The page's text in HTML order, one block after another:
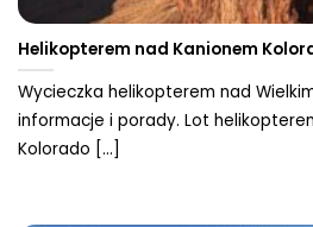
Helikopterem nad Kanionem
Wycieczka helikopterem nad
informacje i porady. Lot
Kolorado [...]